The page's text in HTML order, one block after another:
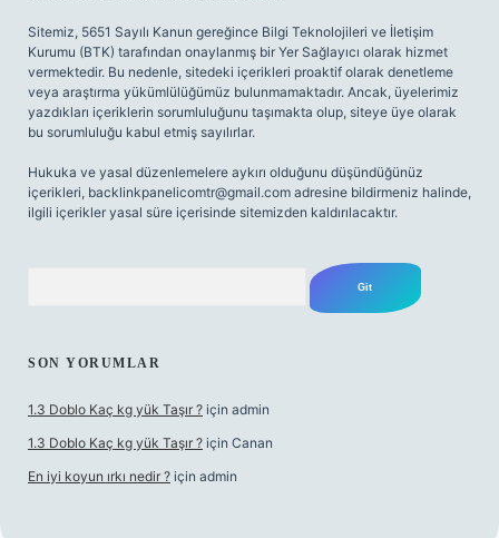
Sitemiz, 5651 Sayılı Kanun gereğince Bilgi Teknolojileri ve İletişim
Kurumu (BTK) tarafından onaylanmış bir Yer Sağlayıcı olarak hizmet
vermektedir. Bu nedenle, sitedeki içerikleri proaktif olarak denetleme
veya araştırma yükümlülüğümüz bulunmamaktadır. Ancak, üyelerimiz
yazdıkları içeriklerin sorumluluğunu taşımakta olup, siteye üye olarak
bu sorumluluğu kabul etmiş sayılırlar.
Hukuka ve yasal düzenlemelere aykırı olduğunu düşündüğünüz
içerikleri, backlinkpanelicomtr@gmail.com adresine bildirmeniz halinde,
ilgili içerikler yasal süre içerisinde sitemizden kaldırılacaktır.
SON YORUMLAR
1.3 Doblo Kaç kg yük Taşır ? için admin
1.3 Doblo Kaç kg yük Taşır ? için Canan
En iyi koyun ırkı nedir ? için admin